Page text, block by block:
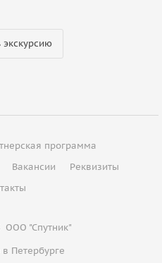
программа
Вакансии
Реквизиты
ООО "Спутник"
Петербурге